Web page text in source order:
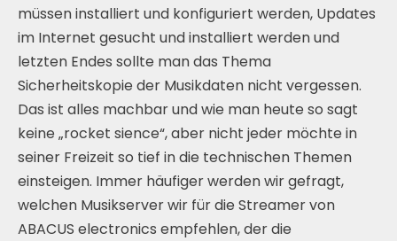
müssen installiert und konfiguriert werden, Updates
im Internet gesucht und installiert werden und
letzten Endes sollte man das Thema
Sicherheitskopie der Musikdaten nicht vergessen.
Das ist alles machbar und wie man heute so sagt
keine „rocket sience“, aber nicht jeder möchte in
seiner Freizeit so tief in die technischen Themen
einsteigen. Immer häufiger werden wir gefragt,
welchen Musikserver wir für die Streamer von
ABACUS electronics empfehlen, der die